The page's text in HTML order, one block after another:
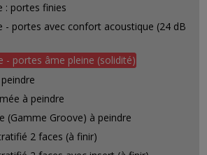
: portes finies
- portes avec confort acoustique (24 dB)
- portes âme pleine (solidité)
à peindre
(Gamme Groove) à peindre
2 faces (à finir)